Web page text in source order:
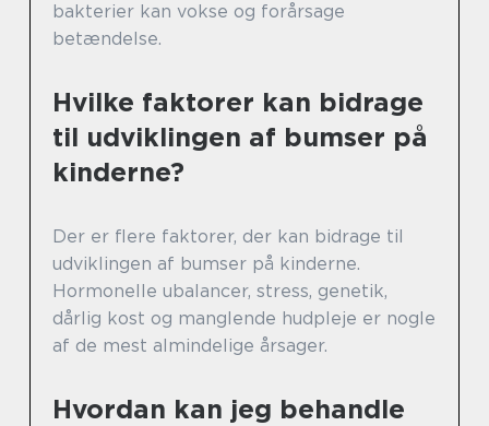
bakterier kan vokse og forårsage
betændelse.
Hvilke faktorer kan bidrage
til udviklingen af bumser på
kinderne?
Der er flere faktorer, der kan bidrage til
udviklingen af bumser på kinderne.
Hormonelle ubalancer, stress, genetik,
dårlig kost og manglende hudpleje er nogle
af de mest almindelige årsager.
Hvordan kan jeg behandle